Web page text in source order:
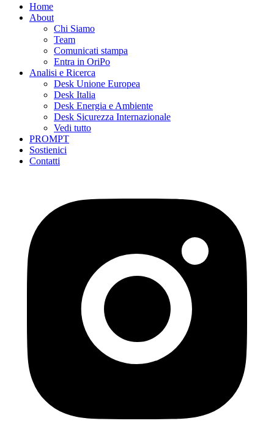
Home
About
Chi Siamo
Team
Comunicati stampa
Entra in OriPo
Analisi e Ricerca
Desk Unione Europea
Desk Italia
Desk Energia e Ambiente
Desk Sicurezza Internazionale
Vedi tutto
PROMPT
Sostienici
Contatti